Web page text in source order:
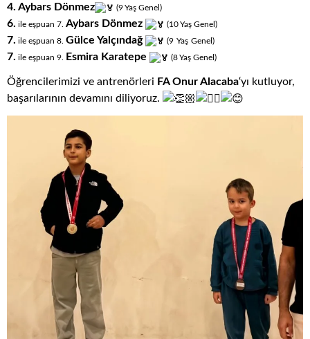
4. Aybars Dönmez (9Yaş Genel)
6. ile eşpuan 7. Aybars Dönmez (10Yaş Genel)
7. ile eşpuan 8. Gülce Yalçındağ (9 Yaş Genel)
7. ile eşpuan 9. Esmira Karatepe (8Yaş Genel)
Öğrencilerimizi ve antrenörleri FA Onur Alacaba‘yı kutluyor,
başarılarının devamını diliyoruz.